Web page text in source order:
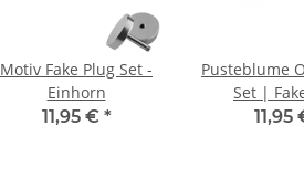
Motiv Fake Plug Set -
Einhorn
11,95 € *
Pusteblume
Set |
11,95